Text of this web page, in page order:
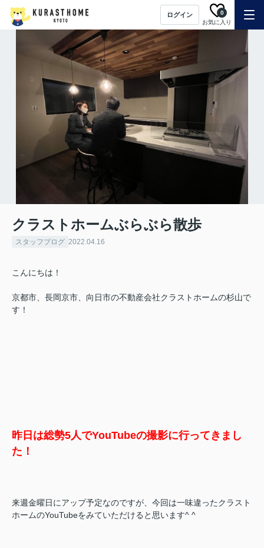
ログイン
お気に入り
0
クラストホームぶらぶら散歩
スタッフブログ 2022.04.16
こんにちは！
京都市、長岡京市、向日市の不動産会社クラストホームの杉山で
す！
昨日は総勢5人でYouTubeの撮影に行ってきまし
た！
来週金曜日にアップ予定なのですが、今回は一味違ったクラスト
ホームのYouTubeをみていただけると思います^ ^